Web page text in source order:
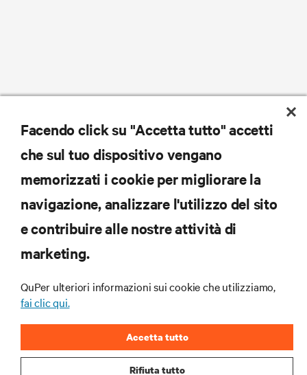
Facendo click su "Accetta tutto" accetti
che sul tuo dispositivo vengano
memorizzati i cookie per migliorare la
navigazione, analizzare l'utilizzo del sito
e contribuire alle nostre attività di
marketing.
QuPer ulteriori informazioni sui cookie che utilizziamo,
fai clic qui.
Rifiuta tutto
Accetta tutto